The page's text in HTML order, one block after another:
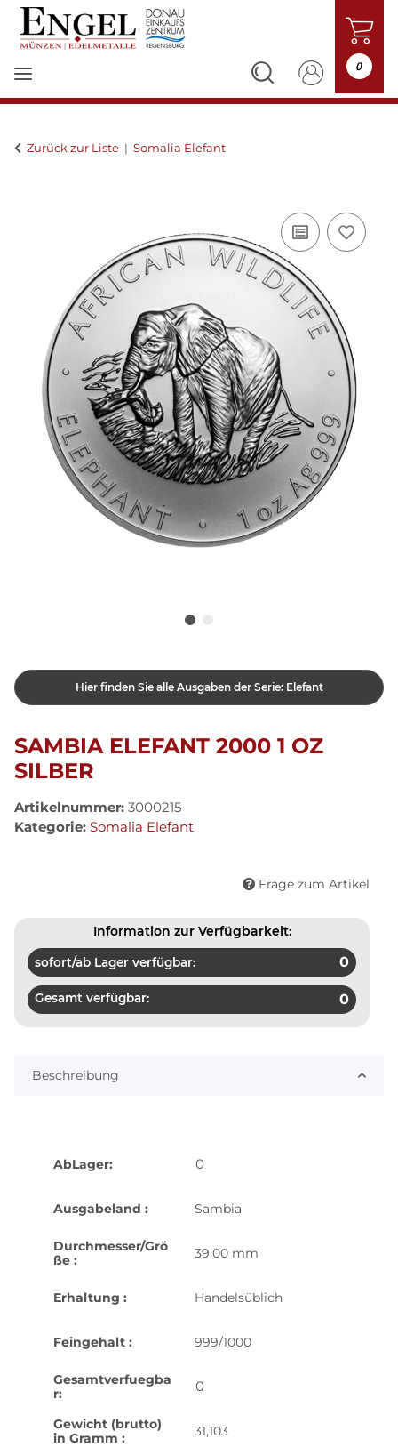
0
Zurück zur Liste Somalia Elefant
Hier finden Sie alle Ausgaben der Serie: Elefant
SAMBIA ELEFANT 2000 1 OZ
SILBER
Artikelnummer: 3000215
Kategorie: Somalia Elefant
Frage zum Artikel
Information zur Verfügbarkeit:
sofort/ab Lager verfügbar: 0
Gesamt verfügbar: 0
Beschreibung
AbLager: 0
Ausgabeland : Sambia
Durchmesser/Grö
ße :
39,00 mm
Erhaltung : Handelsüblich
Feingehalt : 999/1000
Gesamtverfuegba
r:
0
Gewicht (brutto)
in Gramm :
31,103